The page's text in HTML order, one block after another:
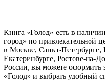
Книга «Голод» есть в
город» по привлекательной
в Москве, Санкт-
Екатеринбурге, Ростове-на-
России, вы можете оформить
«Голод» и выбрать удобный